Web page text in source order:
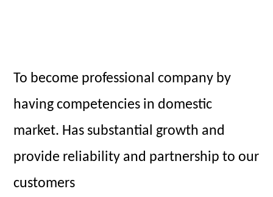
To become professional company by
having competencies in domestic
market. Has substantial growth and
provide reliability and partnership to our
customers